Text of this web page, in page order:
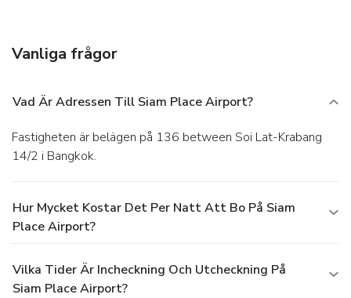
Satisfy your appetite at the hotel's coffee shop/café, or
stay in and take advantage of the room service (during
Featured amenities include complimentary wired Internet
access, limo/town car service, and express check-in.
Vanliga frågor
Vad Är Adressen Till Siam Place Airport?
Fastigheten är belägen på 136 between Soi Lat-Krabang
14/2 i Bangkok.
Hur Mycket Kostar Det Per Natt Att Bo På Siam
Place Airport?
Vilka Tider Är Incheckning Och Utcheckning På
Siam Place Airport?